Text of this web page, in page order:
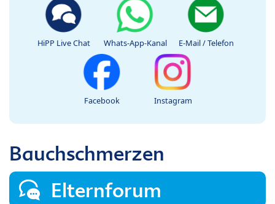
HiPP Live Chat Whats-App-Kanal E-Mail / Telefon
Facebook Instagram
Bauchschmerzen
Elternforum